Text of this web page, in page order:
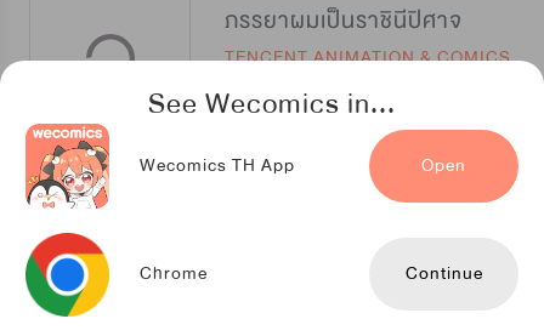
See Wecomics in...
Wecomics TH App Open
Chrome Continue
ภรรยาผมเป็นราชินีปิศาจ
TENCENT ANIMATION & COMICS
การรุกรานของจักรพรรดิอมตะ